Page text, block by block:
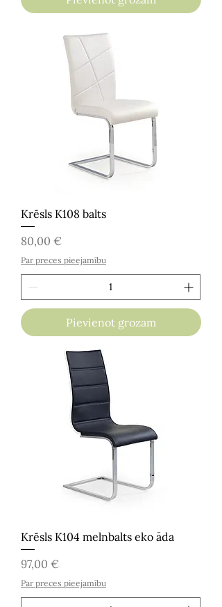
Krēsls K108 balts
Cena
80,00 €
Par preces pieejamību
Pievienot grozam
Krēsls K104 melnbalts eko āda
Cena
97,00 €
Par preces pieejamību